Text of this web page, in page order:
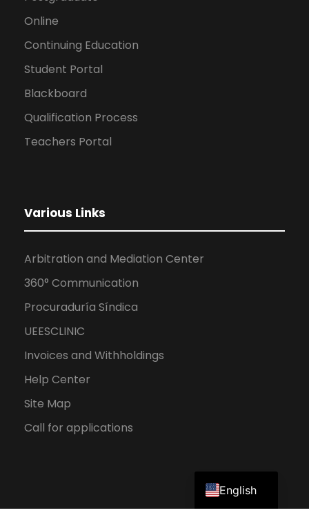
Online
Continuing Education
Student Portal
Blackboard
Qualification Process
Teachers Portal
Various Links
Arbitration and Mediation Center
360° Communication
Procuraduría Síndica
UEESCLINIC
Invoices and Withholdings
Help Center
Site Map
Call for applications
English